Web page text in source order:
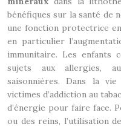
bénéfiques sur la santé de
une fonction protectrice
en particulier
immunitaire. Les enfants
sujets aux allergies,
saisonnières. Dans la
victimes d’addiction au
d’énergie pour faire face.
ou des reins, l’utilisation